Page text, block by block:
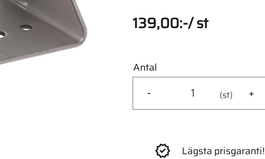
139,00:-/st
Antal
st +
-
Lägsta prisgaranti!